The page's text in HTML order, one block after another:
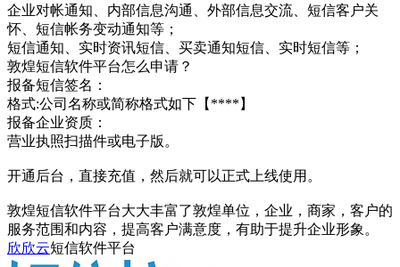
企业对帐通知、内部信息沟通、外部信息交流、短信客户关
怀、短信帐务变动通知等；
短信通知、实时资讯短信、买卖通知短信、实时短信等；
敦煌短信软件平台怎么申请？
报备短信签名：
格式:公司名称或简称格式如下【****】
报备企业资质：
营业执照扫描件或电子版。
开通后台，直接充值，然后就可以正式上线使用。
敦煌短信软件平台大大丰富了敦煌单位，企业，商家，客户的
服务范围和内容，提高客户满意度，有助于提升企业形象。
欣欣云短信软件平台